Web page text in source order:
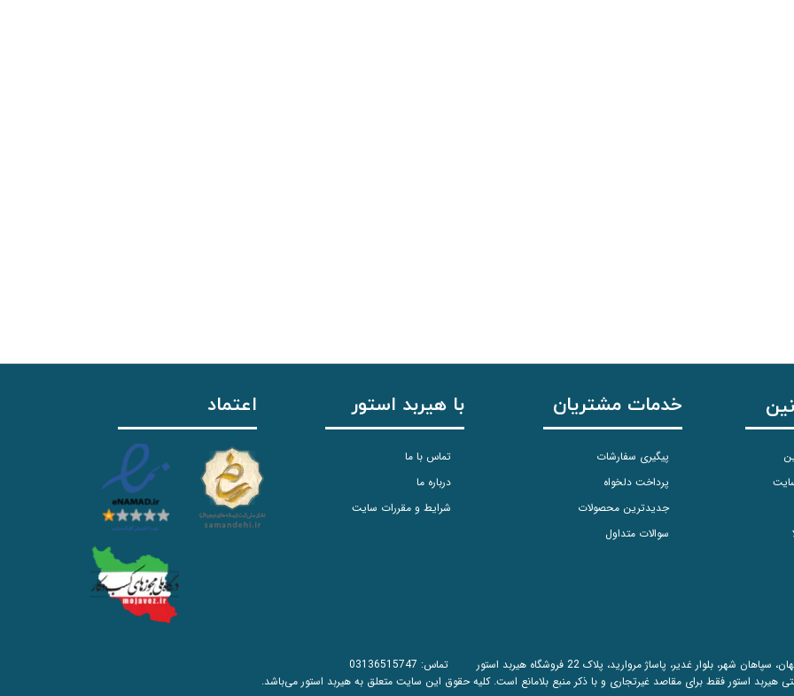
خدمات مشتریان
پیگیری سفارشات
پرداخت دلخواه
جدیدترین محصولات
سوالات متداول
با هیربد استور
تماس با ما
درباره ما
شرایط و مقررات سایت
اعتماد
شهر، بلوار غدیر، پاساژ مروارید، پلاک 22 فروشگاه هیربد استور تماس:
03136515747
هیربد استور فقط برای مقاصد غیرتجاری و با ذکر منبع بلامانع است. کلیه حقوق این سایت متعلق به هیربد استور می‌باشد.​​​​​​​